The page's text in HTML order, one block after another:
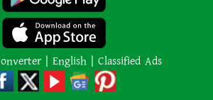
শাপলা চত্বর হত্যাযজ্ঞ: স্বৈরাচার হাসিনা-
আজিজ-বেনজীরসহ পলাতকদের বিরুদ্ধে
গ্রেপ্তারি পরোয়ানা
লোডশেডিংয়ের কারণে জনসংখ্যা
বেড়েছে: ভারতের নতুন শিক্ষামন্ত্রী
| English | Classified Ads